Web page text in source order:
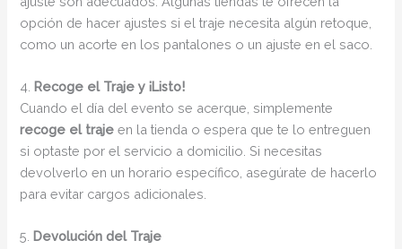
opción de hacer ajustes si el traje necesita algún retoque,
como un acorte en los pantalones o un ajuste en el saco.
4. Recoge el Traje y ¡Listo!
Cuando el día del evento se acerque, simplemente
recoge el traje en la tienda o espera que te lo entreguen
si optaste por el servicio a domicilio. Si necesitas
devolverlo en un horario específico, asegúrate de hacerlo
para evitar cargos adicionales.
5. Devolución del Traje